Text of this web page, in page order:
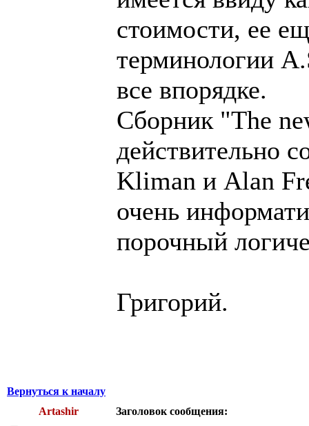
стоимости, ее
терминологии
все впорядке.
Сборник "The
действительно
Kliman и Alan
очень
порочный
Григорий.
Вернуться к началу
Artashir
Заголовок сообщения: